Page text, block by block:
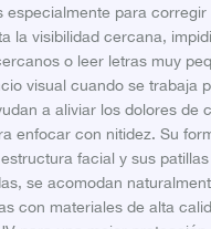
especialmente para
la visibilidad cercana,
o leer letras muy
visual cuando se trabaja
a aliviar los dolores de
enfocar con nitidez. Su
facial y sus
se acomodan
con materiales de alta